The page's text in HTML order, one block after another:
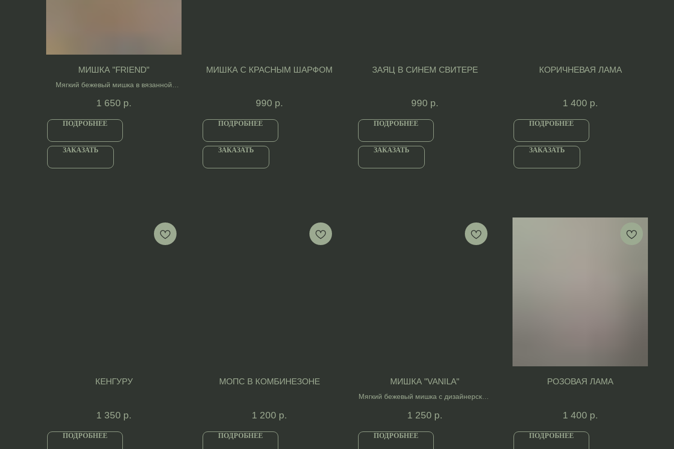
МИШКА "FRIEND"
Мягкий бежевый мишка в вязанной
1 650 р.
ПОДРОБНЕЕ
ЗАКАЗАТЬ
МИШКА С КРАСНЫМ ШАРФОМ
990 р.
ПОДРОБНЕЕ
ЗАКАЗАТЬ
ЗАЯЦ В СИНЕМ СВИТЕРЕ
990 р.
ПОДРОБНЕЕ
ЗАКАЗАТЬ
КОРИЧНЕВАЯ ЛАМА
1 400 р.
ПОДРОБНЕЕ
ЗАКАЗАТЬ
КЕНГУРУ
1 350 р.
ПОДРОБНЕЕ
МОПС В КОМБИНЕЗОНЕ
1 200 р.
ПОДРОБНЕЕ
МИШКА "VANILA"
Мягкий бежевый мишка с дизайнерским
1 250 р.
ПОДРОБНЕЕ
РОЗОВАЯ ЛАМА
1 400 р.
ПОДРОБНЕЕ